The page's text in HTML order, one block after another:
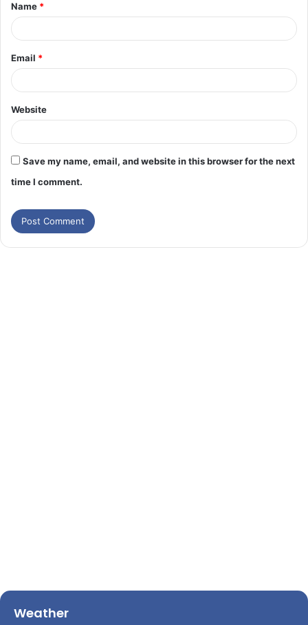
Name *
Email *
Website
Save my name, email, and website in this browser for the next
time I comment.
Weather